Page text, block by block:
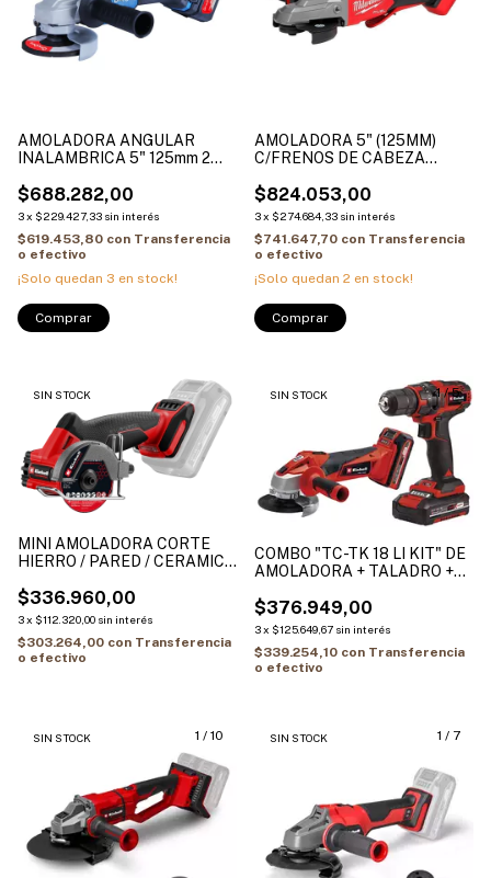
AMOLADORA ANGULAR
INALAMBRICA 5" 125mm 2
DONG CHENG DCSM03-125-
FK
$688.282,00
3x $229.427,33 sin interés
$619.453,80 con Transferencia
o efectivo
¡Solo quedan 3 en stock!
AMOLADORA 5" (125MM)
C/FRENOS DE CABEZA
FUEL 2886-20
$824.053,00
3x $274.684,33 sin interés
$741.647,70 con Transferencia
o efectivo
¡Solo quedan 2 en stock!
SIN STOCK
MINI AMOLADORA CORTE
HIERRO / PARED / CERAMICA
$336.960,00
3x $112.320,00 sin interés
$303.264,00 con Transferencia
o efectivo
1/5
SIN STOCK
COMBO "TC-TK 18 LI KIT" DE
AMOLADORA + TALADRO +
CARGADOR
$376.949,00
3x $125.649,67 sin interés
$339.254,10 con Transferencia
o efectivo
1 / 10
SIN STOCK 1 / 7
SIN STOCK